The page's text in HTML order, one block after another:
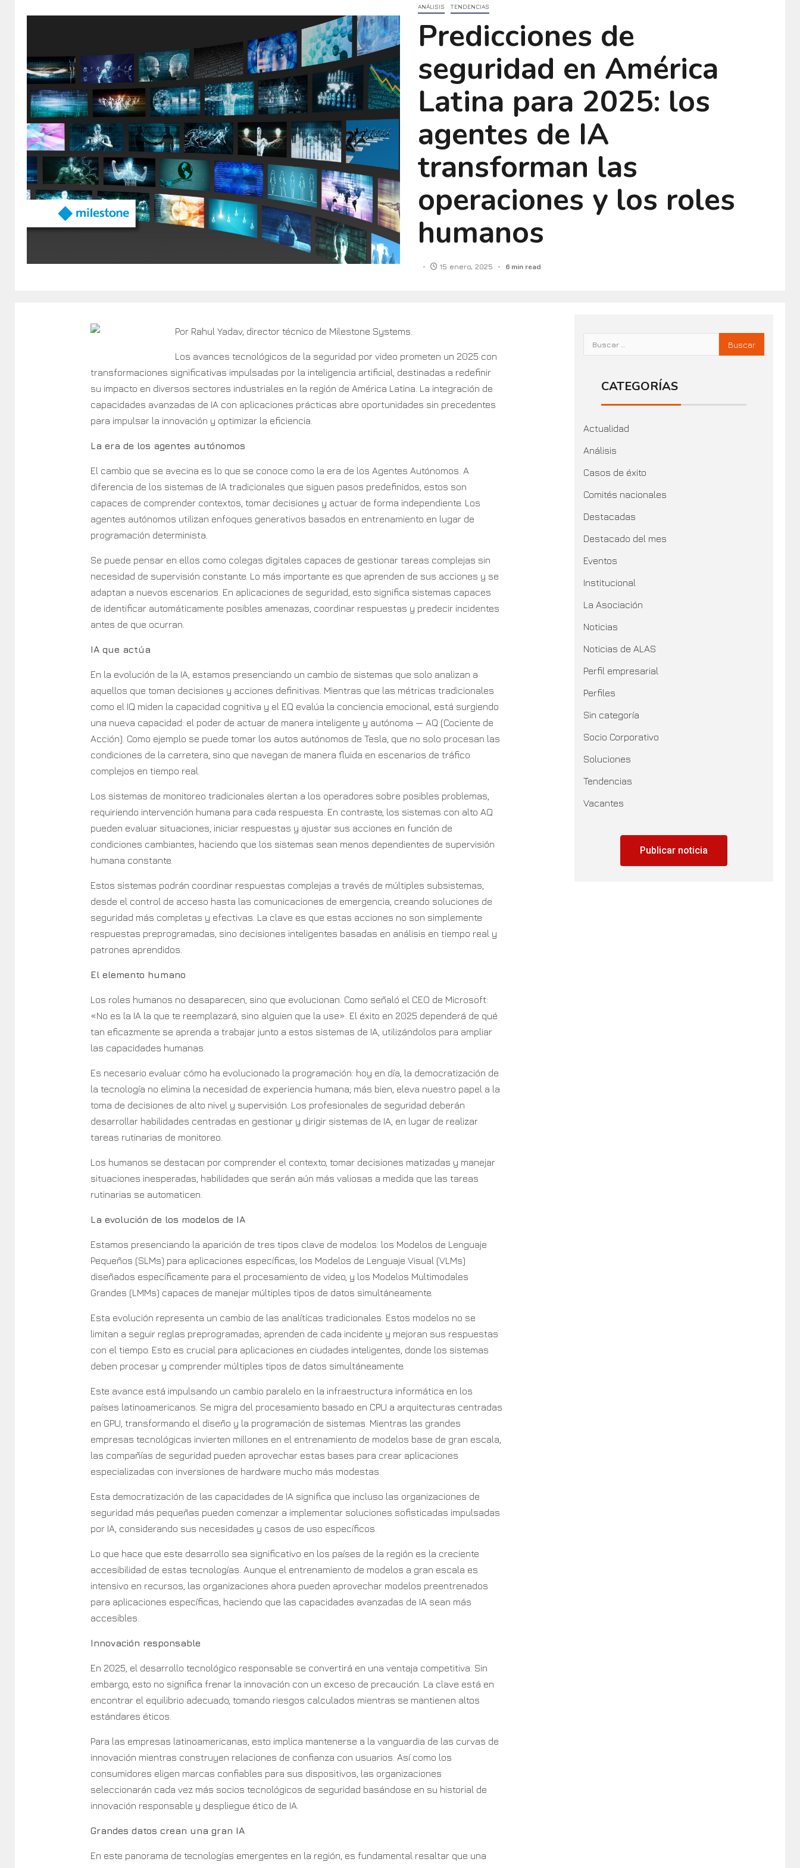
ANÁLISIS TENDENCIAS
Predicciones de
seguridad en América
Latina para 2025: los
agentes de IA
transforman las
operaciones y los roles
humanos
15 enero, 2025 6 min read
Por Rahul Yadav, director técnico de Milestone Systems.
Los avances tecnológicos de la seguridad por video prometen un 2025 con
transformaciones significativas impulsadas por la inteligencia artificial, destinadas a redefinir
su impacto en diversos sectores industriales en la región de América Latina. La integración de
capacidades avanzadas de IA con aplicaciones prácticas abre oportunidades sin precedentes
para impulsar la innovación y optimizar la eficiencia.
La era de los agentes autónomos
El cambio que se avecina es lo que se conoce como la era de los Agentes Autónomos. A
diferencia de los sistemas de IA tradicionales que siguen pasos predefinidos, estos son
capaces de comprender contextos, tomar decisiones y actuar de forma independiente. Los
agentes autónomos utilizan enfoques generativos basados en entrenamiento en lugar de
programación determinista.
Se puede pensar en ellos como colegas digitales capaces de gestionar tareas complejas sin
necesidad de supervisión constante. Lo más importante es que aprenden de sus acciones y se
adaptan a nuevos escenarios. En aplicaciones de seguridad, esto significa sistemas capaces
de identificar automáticamente posibles amenazas, coordinar respuestas y predecir incidentes
antes de que ocurran.
IA que actúa
En la evolución de la IA, estamos presenciando un cambio de sistemas que solo analizan a
aquellos que toman decisiones y acciones definitivas. Mientras que las métricas tradicionales
como el IQ miden la capacidad cognitiva y el EQ evalúa la conciencia emocional, está surgiendo
una nueva capacidad: el poder de actuar de manera inteligente y autónoma — AQ (Cociente de
Acción). Como ejemplo se puede tomar los autos autónomos de Tesla, que no solo procesan las
condiciones de la carretera, sino que navegan de manera fluida en escenarios de tráfico
complejos en tiempo real.
Los sistemas de monitoreo tradicionales alertan a los operadores sobre posibles problemas,
requiriendo intervención humana para cada respuesta. En contraste, los sistemas con alto AQ
pueden evaluar situaciones, iniciar respuestas y ajustar sus acciones en función de
condiciones cambiantes, haciendo que los sistemas sean menos dependientes de supervisión
humana constante.
Estos sistemas podrán coordinar respuestas complejas a través de múltiples subsistemas,
desde el control de acceso hasta las comunicaciones de emergencia, creando soluciones de
seguridad más completas y efectivas. La clave es que estas acciones no son simplemente
respuestas preprogramadas, sino decisiones inteligentes basadas en análisis en tiempo real y
patrones aprendidos.
El elemento humano
Los roles humanos no desaparecen, sino que evolucionan. Como señaló el CEO de Microsoft:
«No es la IA la que te reemplazará, sino alguien que la use». El éxito en 2025 dependerá de qué
tan eficazmente se aprenda a trabajar junto a estos sistemas de IA, utilizándolos para ampliar
las capacidades humanas.
Es necesario evaluar cómo ha evolucionado la programación: hoy en día, la democratización de
la tecnología no elimina la necesidad de experiencia humana; más bien, eleva nuestro papel a la
toma de decisiones de alto nivel y supervisión. Los profesionales de seguridad deberán
desarrollar habilidades centradas en gestionar y dirigir sistemas de IA, en lugar de realizar
tareas rutinarias de monitoreo.
Los humanos se destacan por comprender el contexto, tomar decisiones matizadas y manejar
situaciones inesperadas, habilidades que serán aún más valiosas a medida que las tareas
rutinarias se automaticen.
La evolución de los modelos de IA
Estamos presenciando la aparición de tres tipos clave de modelos: los Modelos de Lenguaje
Pequeños (SLMs) para aplicaciones específicas, los Modelos de Lenguaje Visual (VLMs)
diseñados específicamente para el procesamiento de video, y los Modelos Multimodales
Grandes (LMMs) capaces de manejar múltiples tipos de datos simultáneamente.
Esta evolución representa un cambio de las analíticas tradicionales. Estos modelos no se
limitan a seguir reglas preprogramadas; aprenden de cada incidente y mejoran sus respuestas
con el tiempo. Esto es crucial para aplicaciones en ciudades inteligentes, donde los sistemas
deben procesar y comprender múltiples tipos de datos simultáneamente.
Este avance está impulsando un cambio paralelo en la infraestructura informática en los
países latinoamericanos. Se migra del procesamiento basado en CPU a arquitecturas centradas
en GPU, transformando el diseño y la programación de sistemas. Mientras las grandes
empresas tecnológicas invierten millones en el entrenamiento de modelos base de gran escala,
las compañías de seguridad pueden aprovechar estas bases para crear aplicaciones
especializadas con inversiones de hardware mucho más modestas.
Esta democratización de las capacidades de IA significa que incluso las organizaciones de
seguridad más pequeñas pueden comenzar a implementar soluciones sofisticadas impulsadas
por IA, considerando sus necesidades y casos de uso específicos.
Lo que hace que este desarrollo sea significativo en los países de la región es la creciente
accesibilidad de estas tecnologías. Aunque el entrenamiento de modelos a gran escala es
intensivo en recursos, las organizaciones ahora pueden aprovechar modelos preentrenados
para aplicaciones específicas, haciendo que las capacidades avanzadas de IA sean más
accesibles.
Innovación responsable
En 2025, el desarrollo tecnológico responsable se convertirá en una ventaja competitiva. Sin
embargo, esto no significa frenar la innovación con un exceso de precaución. La clave está en
encontrar el equilibrio adecuado, tomando riesgos calculados mientras se mantienen altos
estándares éticos.
Para las empresas latinoamericanas, esto implica mantenerse a la vanguardia de las curvas de
innovación mientras construyen relaciones de confianza con usuarios. Así como los
consumidores eligen marcas confiables para sus dispositivos, las organizaciones
seleccionarán cada vez más socios tecnológicos de seguridad basándose en su historial de
innovación responsable y despliegue ético de IA.
Grandes datos crean una gran IA
En este panorama de tecnologías emergentes en la región, es fundamental resaltar que una
CATEGORÍAS
Actualidad
Análisis
Casos de éxito
Comités nacionales
Destacadas
Destacado del mes
Eventos
Institucional
La Asociación
Noticias
Noticias de ALAS
Perfil empresarial
Perfiles
Sin categoría
Socio Corporativo
Soluciones
Tendencias
Vacantes
Publicar noticia